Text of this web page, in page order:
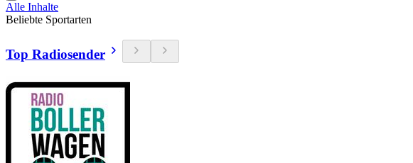
Alle Inhalte
Beliebte Sportarten
Top Radiosender